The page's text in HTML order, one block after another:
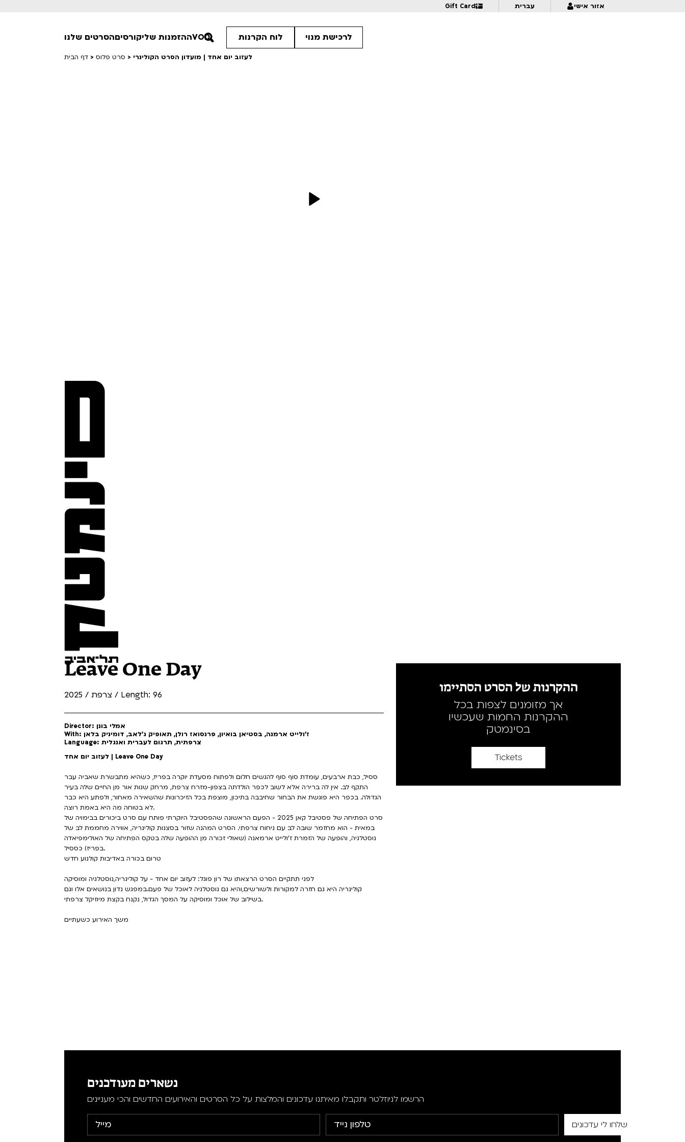
Gift Card עברית אזור אישי
הסרטים שלנו
מחווה לקוונטין טרנטינו
קורסיםההזמנות שליVOD לוח הקרנות לרכישת מנוי
דף הבית > סרט פלוס > לעזוב יום אחד | מועדון הסרט הקולינרי
Leave One Day
צרפת / 2025 / Length: 96
Director: אמלי בונן
With: ז'ולייט ארמנה, בסטיאן בואיון, פרנסואז רולן, תאופיק ג'לאב, דומיניק בלאן
Language: צרפתית, תרגום לעברית ואנגלית
לעזוב יום אחד | Leave One Day
ססיל, כבת ארבעים, עומדת סוף סוף להגשים חלום ולפתוח מסעדת יוקרה בפריז, כשהיא מתבשרת שאביה עבר
התקף לב. אין לה ברירה אלא לשוב לכפר הולדתה בצפון-מזרח צרפת, מרחק שנות אור מן החיים שלה בעיר
הגדולה. בכפר היא פוגשת את הבחור שחיבבה בתיכון, מוצפת בכל הזיכרונות שהשאירה מאחור, ולפתע היא כבר
לא בטוחה מה היא באמת רוצה.
סרט הפתיחה של פסטיבל קאן 2025 - הפעם הראשונה שהפסטיבל היוקרתי פותח עם סרט ביכורים בבימויה של
במאית - הוא מחזמר שובה לב עם ניחוח צרפתי. הסרט המהנה שזור בסצנות קולינריה, אווירה מחממת לב של
נוסטלגיה, והופעה של הזמרת ז'ולייט ארמאנה (שאולי זכורה מן ההופעה שלה בטקס הפתיחה של האולימפיאדה
בפריז) כססיל.
טרום בכורה באדיבות קולנוע חדש
לפני תתקיים הסרט הרצאתו של רון פוגל: לעזוב יום אחד - על קולינריה,נוסטלגיה ומוסיקה
קולינריה היא גם חזרה למקורות ולשורשים,והיא גם נוסטלגיה לאוכל של פעם.במפגש נדון בנושאים אלו וגם
בשילוב של אוכל ומוסיקה על המסך הגדול, נקנח בקצת מיוזיקל צרפתי.
משך האירוע כשעתיים
ההקרנות של הסרט הסתיימו
אך מזומנים לצפות בכל
ההקרנות החמות שעכשיו
בסינמטק
Tickets
נשארים מעודכנים
הרשמו לניוזלטר ותקבלו מאיתנו עדכונים והמלצות על כל הסרטים והאירועים החדשים והכי מעניינים